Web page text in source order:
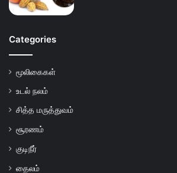
Categories
மூலிகைகள்
உடல் நலம்
சித்த மருத்துவம்
சூரணம்
குடிநீர்
தைலம்